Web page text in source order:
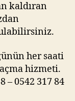
kaldıran
her saati
hizmeti.
– 0542 317 84